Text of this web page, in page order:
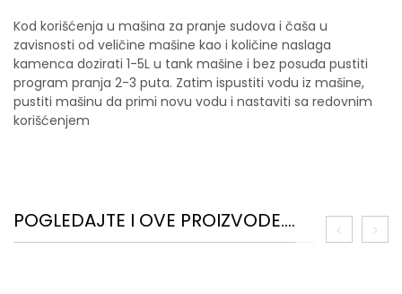
Kod korišćenja u mašina za pranje sudova i čaša u
zavisnosti od veličine mašine kao i količine naslaga
kamenca dozirati 1-5L u tank mašine i bez posuđa pustiti
program pranja 2-3 puta. Zatim ispustiti vodu iz mašine,
pustiti mašinu da primi novu vodu i nastaviti sa redovnim
korišćenjem
POGLEDAJTE I OVE PROIZVODE....